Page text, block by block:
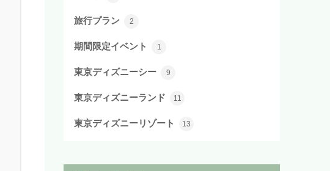
旅行プラン 2
期間限定イベント 1
東京ディズニーシー 9
東京ディズニーランド 11
東京ディズニーリゾート 13